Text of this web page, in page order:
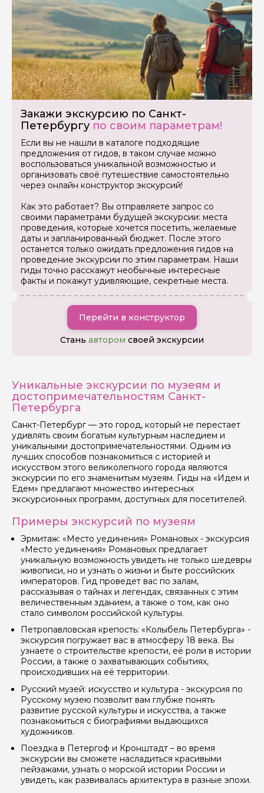
Закажи экскурсию по Санкт-
Петербургу по своим параметрам!
Если вы не нашли в каталоге подходящие
предложения от гидов, в таком случае можно
воспользоваться уникальной возможностью и
организовать своё путешествие самостоятельно
через онлайн конструктор экскурсий!
Как это работает? Вы отправляете запрос со
своими параметрами будущей экскурсии: места
проведения, которые хочется посетить, желаемые
даты и запланированный бюджет. После этого
останется только ожидать предложения гидов на
проведение экскурсии по этим параметрам. Наши
гиды точно расскажут необычные интересные
факты и покажут удивляющие, секретные места.
Перейти в конструктор
Стань автором своей экскурсии
Уникальные экскурсии по музеям и
достопримечательностям Санкт-
Петербурга
Санкт-Петербург — это город, который не перестает
удивлять своим богатым культурным наследием и
уникальными достопримечательностями. Одним из
лучших способов познакомиться с историей и
искусством этого великолепного города являются
экскурсии по его знаменитым музеям. Гиды на «Идем и
Едем» предлагают множество интересных
экскурсионных программ, доступных для посетителей.
Примеры экскурсий по музеям
Эрмитаж: «Место уединения» Романовых - экскурсия
«Место уединения» Романовых предлагает
уникальную возможность увидеть не только шедевры
живописи, но и узнать о жизни и быте российских
императоров. Гид проведет вас по залам,
рассказывая о тайнах и легендах, связанных с этим
величественным зданием, а также о том, как оно
стало символом российской культуры.
Петропавловская крепость: «Колыбель Петербурга» -
экскурсия погружает вас в атмосферу 18 века. Вы
узнаете о строительстве крепости, её роли в истории
России, а также о захватывающих событиях,
происходивших на её территории.
Русский музей: искусство и культура - экскурсия по
Русскому музею позволит вам глубже понять
развитие русской культуры и искусства, а также
познакомиться с биографиями выдающихся
художников.
Поездка в Петергоф и Кронштадт – во время
экскурсии вы сможете насладиться красивыми
пейзажами, узнать о морской истории России и
увидеть, как развивалась архитектура в разные эпохи.